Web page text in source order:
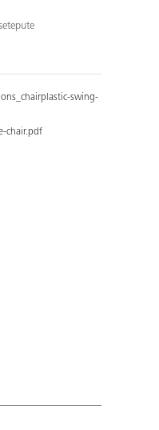
swing-
chair.pdf